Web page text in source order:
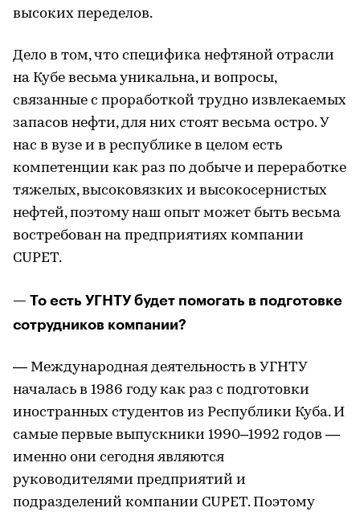
высоких переделов.
Дело в том, что специфика нефтяной отрасли
на Кубе весьма уникальна, и вопросы,
связанные с проработкой трудно извлекаемых
запасов нефти, для них стоят весьма остро. У
нас в вузе и в республике в целом есть
компетенции как раз по добыче и переработке
тяжелых, высоковязких и высокосернистых
нефтей, поэтому наш опыт может быть весьма
востребован на предприятиях компании
CUPET.
— То есть УГНТУ будет помогать в подготовке
сотрудников компании?
— Международная деятельность в УГНТУ
началась в 1986 году как раз с подготовки
иностранных студентов из Республики Куба. И
самые первые выпускники 1990–1992 годов —
именно они сегодня являются
руководителями предприятий и
подразделений компании CUPET. Поэтому